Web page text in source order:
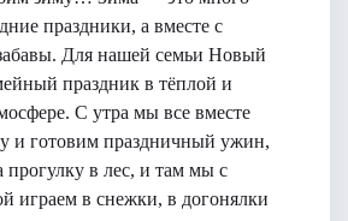
праздники, а вместе с
Для нашей семьи Новый
праздник в тёплой и
С утра мы все вместе
и готовим праздничный ужин,
прогулку в лес, и там мы с
играем в снежки, в догонялки